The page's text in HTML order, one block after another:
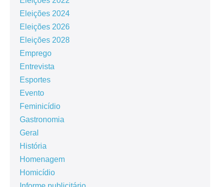
Eleições 2024
Eleições 2026
Eleições 2028
Emprego
Entrevista
Esportes
Evento
Feminicídio
Gastronomia
Geral
História
Homenagem
Homicídio